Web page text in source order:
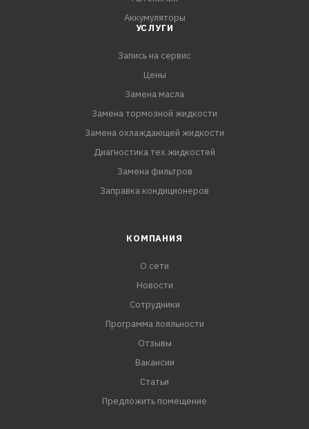
Аккумуляторы
УСЛУГИ
Запись на сервис
Цены
Замена масла
Замена тормозной жидкости
Замена охлаждающей жидкости
Диагностика тех.жидкостей
Замена фильтров
Заправка кондиционеров
КОМПАНИЯ
О сети
Новости
Сотрудники
Программа лояльности
Отзывы
Вакансии
Статьи
Предложить помещение